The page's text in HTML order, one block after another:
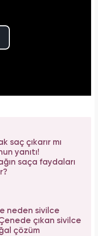
saç çıkarır mı
yanıtı!
saça faydaları
neden sivilce
çıkan sivilce
çözüm